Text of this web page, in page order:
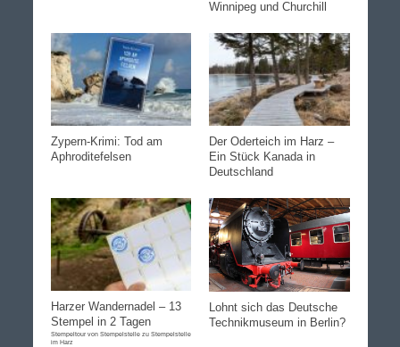
Winnipeg und Churchill
Zypern-Krimi: Tod am
Aphroditefelsen
Der Oderteich im Harz –
Ein Stück Kanada in
Deutschland
Harzer Wandernadel – 13
Stempel in 2 Tagen
Stempeltour von Stempelstelle zu Stempelstelle
im Harz
Lohnt sich das Deutsche
Technikmuseum in Berlin?